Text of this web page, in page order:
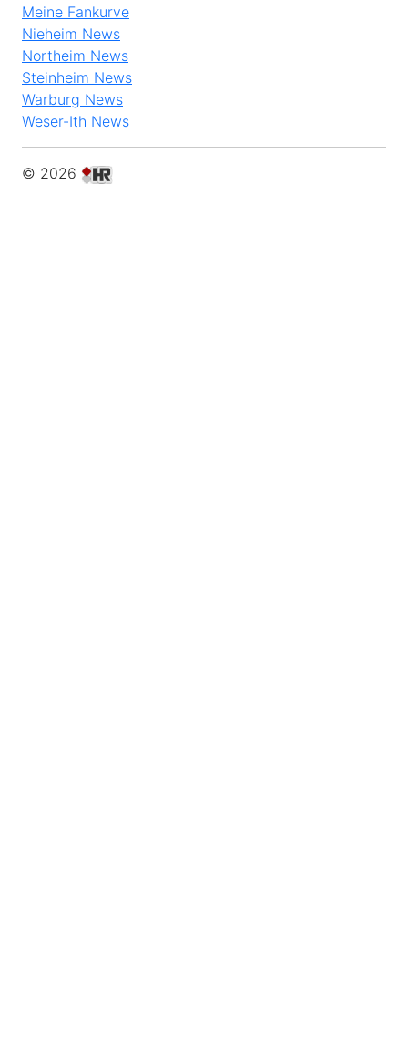
Meine Fankurve
Nieheim News
Northeim News
Steinheim News
Warburg News
Weser-Ith News
© 2026